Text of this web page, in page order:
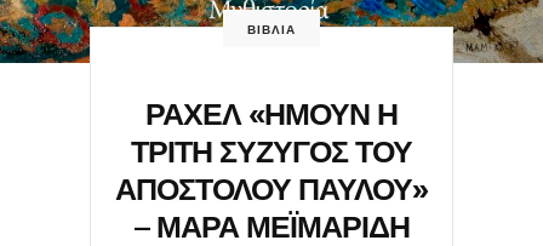
ΒΙΒΛΙΑ
ΡΑΧΕΛ «ΗΜΟΥΝ Η
ΤΡΙΤΗ ΣΥΖΥΓΟΣ ΤΟΥ
ΑΠΟΣΤΟΛΟΥ ΠΑΥΛΟΥ»
– ΜΑΡΑ ΜΕΪΜΑΡΙΔΗ